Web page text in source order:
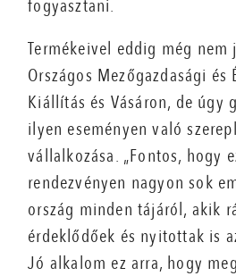
fogyasztani.
Termékeivel eddig még nem
Országos Mezőgazdasági és
Kiállítás és Vásáron, de úgy
ilyen eseményen való
vállalkozása. „Fontos, hogy
rendezvényen nagyon sok
ország minden tájáról, akik
érdeklődőek és nyitottak is
Jó alkalom ez arra, hogy